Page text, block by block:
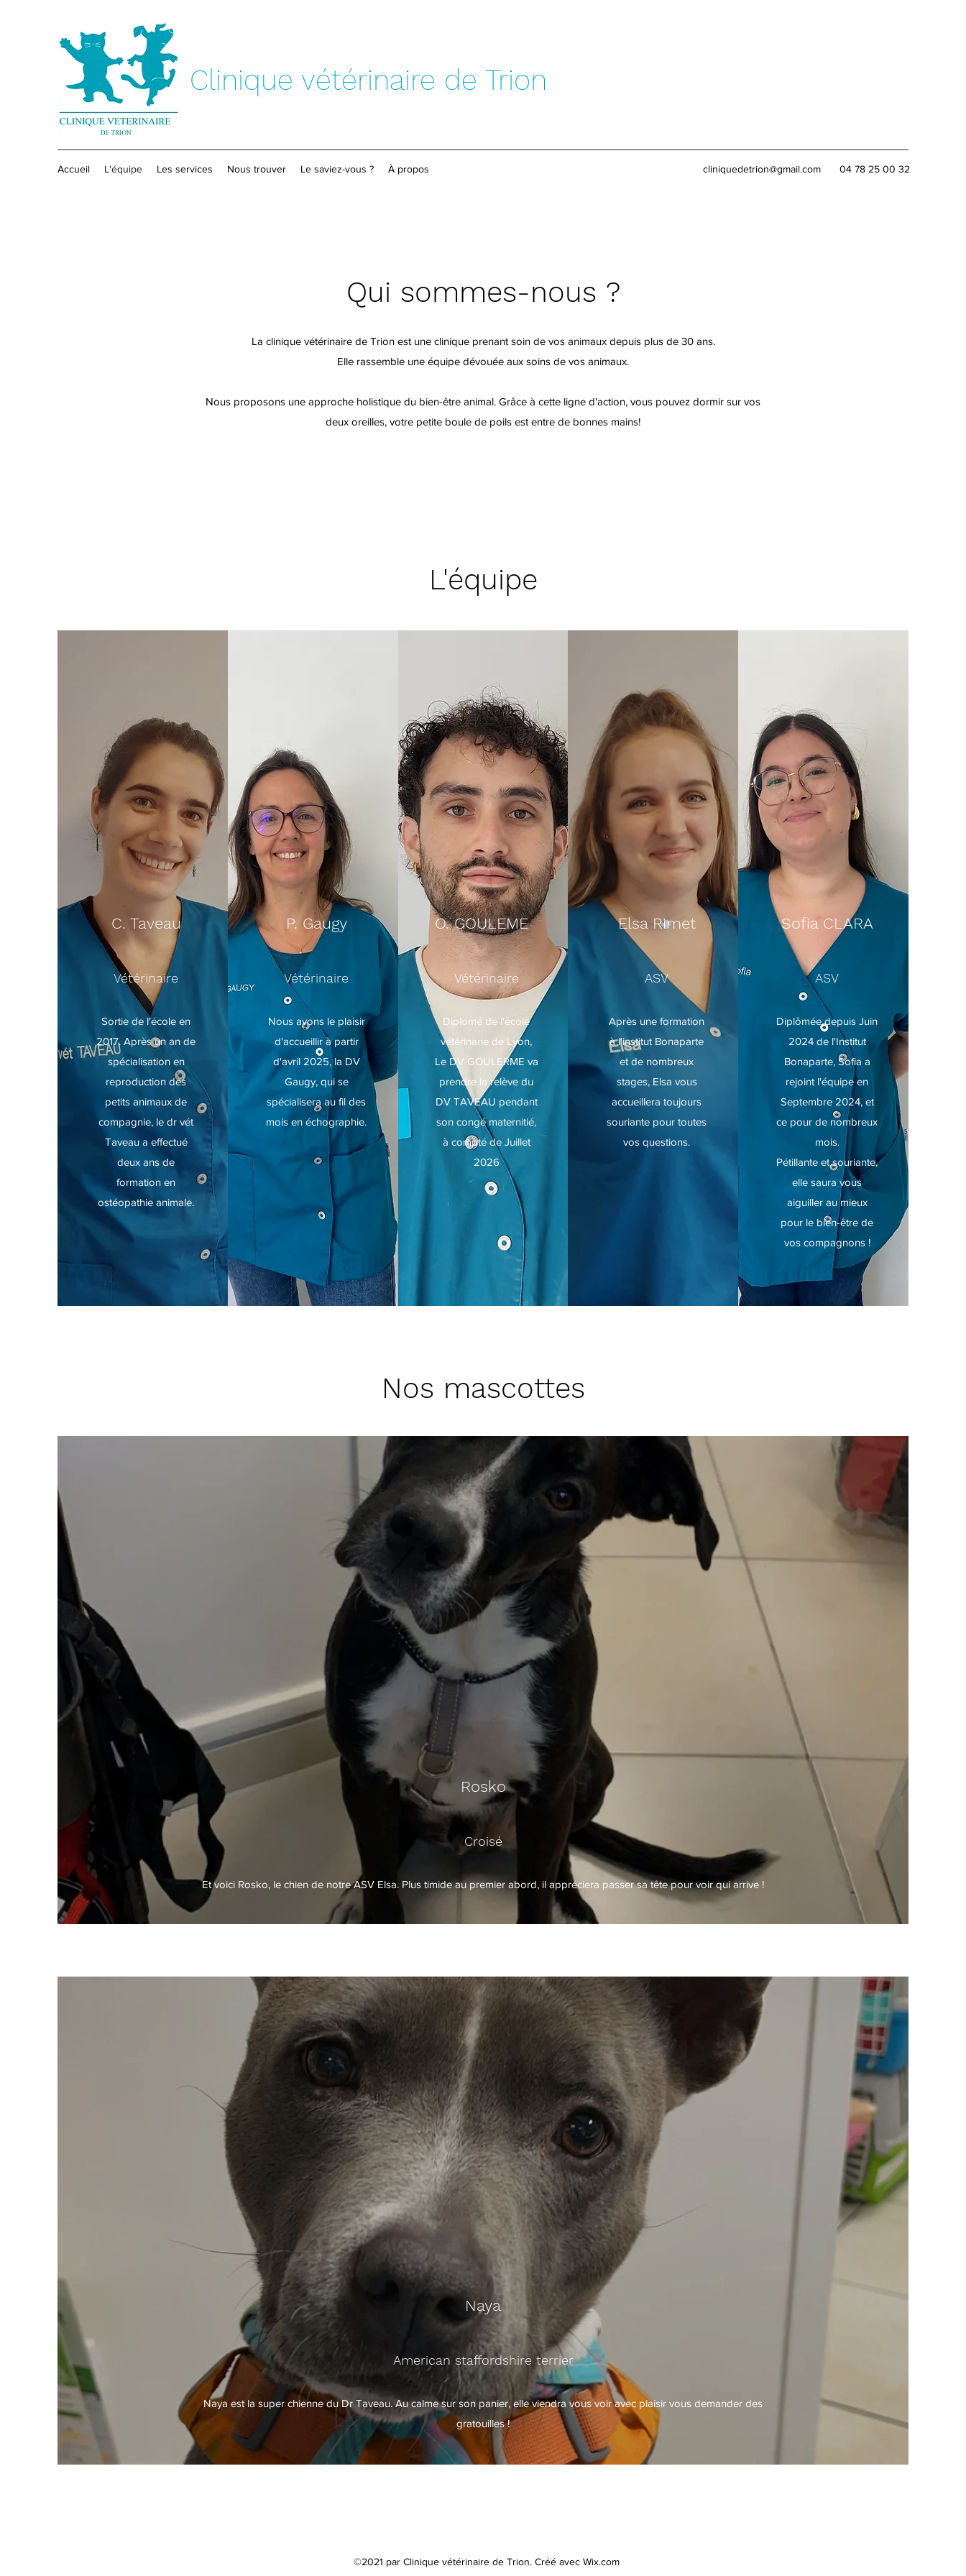
Clinique vétérinaire de Trion
Accueil L'équipe Les services Nous trouver Le saviez-vous ? À propos cliniquedetrion@gmail.com 04 78 25 00 32
Qui sommes-nous ?
La clinique vétérinaire de Trion est une clinique prenant soin de vos animaux depuis plus de 30 ans.
Elle rassemble une équipe dévouée aux soins de vos animaux.
Nous proposons une approche holistique du bien-être animal. Grâce à cette ligne d'action, vous pouvez dormir sur vos
deux oreilles, votre petite boule de poils est entre de bonnes mains!
L'équipe
C. Taveau
Vétérinaire
Sortie de l'école en
2017. Après un an de
spécialisation en
reproduction des
petits animaux de
compagnie, le dr vét
Taveau a effectué
deux ans de
formation en
ostéopathie animale.
P. Gaugy
Vétérinaire
Nous avons le plaisir
d'accueillir à partir
d'avril 2025, la DV
Gaugy, qui se
spécialisera au fil des
mois en échographie.
O. GOULEME
Vétérinaire
Diplomé de l'école
vétérinarie de Lyon,
Le DV GOULERME va
prendre la relève du
DV TAVEAU pendant
son congé maternitié,
à compté de Juillet
2026
Elsa Rimet
ASV
Après une formation
à l'institut Bonaparte
et de nombreux
stages, Elsa vous
accueillera toujours
souriante pour toutes
vos questions.
Sofia CLARA
ASV
Diplômée depuis Juin
2024 de l'Institut
Bonaparte, Sofia a
rejoint l'équipe en
Septembre 2024, et
ce pour de nombreux
mois.
Pétillante et souriante,
elle saura vous
aiguiller au mieux
pour le bien-être de
vos compagnons !
Nos mascottes
Rosko
Croisé
Et voici Rosko, le chien de notre ASV Elsa. Plus timide au premier abord, il appréciera passer sa tête pour voir qui arrive !
Naya
American staffordshire terrier
Naya est la super chienne du Dr Taveau. Au calme sur son panier, elle viendra vous voir avec plaisir vous demander des
gratouilles !
©2021 par Clinique vétérinaire de Trion. Créé avec Wix.com